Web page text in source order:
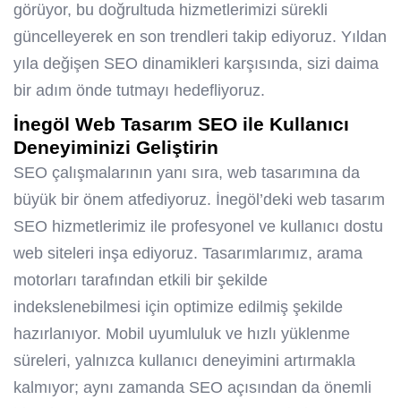
görüyor, bu doğrultuda hizmetlerimizi sürekli
güncelleyerek en son trendleri takip ediyoruz. Yıldan
yıla değişen SEO dinamikleri karşısında, sizi daima
bir adım önde tutmayı hedefliyoruz.
İnegöl Web Tasarım SEO ile Kullanıcı
Deneyiminizi Geliştirin
SEO çalışmalarının yanı sıra, web tasarımına da
büyük bir önem atfediyoruz. İnegöl’deki web tasarım
SEO hizmetlerimiz ile profesyonel ve kullanıcı dostu
web siteleri inşa ediyoruz. Tasarımlarımız, arama
motorları tarafından etkili bir şekilde
indekslenebilmesi için optimize edilmiş şekilde
hazırlanıyor. Mobil uyumluluk ve hızlı yüklenme
süreleri, yalnızca kullanıcı deneyimini artırmakla
kalmıyor; aynı zamanda SEO açısından da önemli